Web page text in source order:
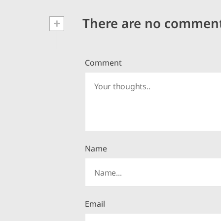
+ There are no
Comment
Name
Email